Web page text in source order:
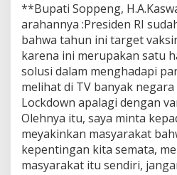
**Bupati Soppeng,
arahannya :Presiden RI
bahwa tahun ini target
karena ini merupakan satu
solusi dalam menghadapi
melihat di TV banyak
Lockdown apalagi dengan
Olehnya itu, saya minta
meyakinkan masyarakat
kepentingan kita semata,
masyarakat itu sendiri,